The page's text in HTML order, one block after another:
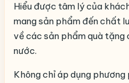
Hiểu được tâm lý của
mang sản phẩm đến chất
về các sản phẩm quà tặng
nước.
Không chỉ áp dụng